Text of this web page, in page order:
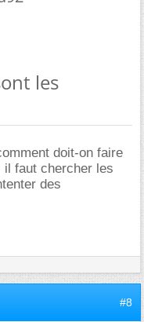
les
doit-on faire
faut chercher les
des
#8